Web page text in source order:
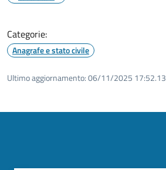
Categorie:
Anagrafe e stato civile
Ultimo aggiornamento:06/11/2025 17:52.13